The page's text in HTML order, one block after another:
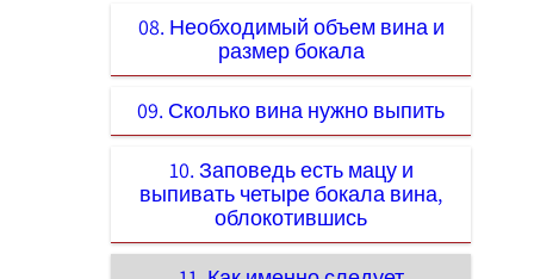
08. Необходимый объем вина и
размер бокала
09. Сколько вина нужно выпить
10. Заповедь есть мацу и
выпивать четыре бокала вина,
облокотившись